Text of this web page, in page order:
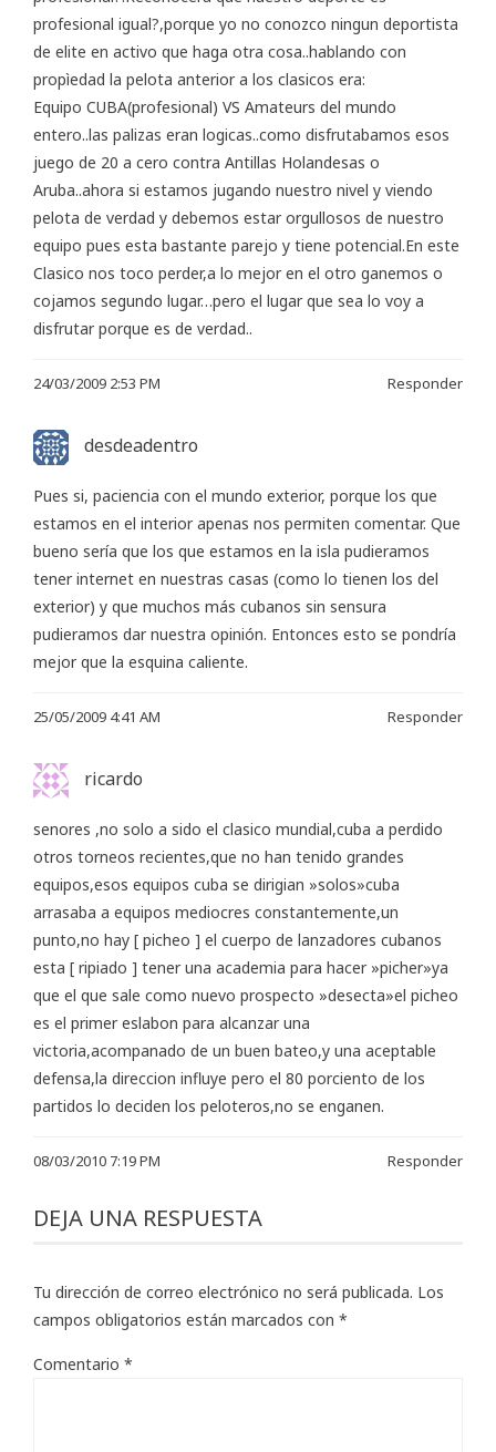
profesional igual?,porque yo no conozco ningun deportista
de elite en activo que haga otra cosa..hablando con
propìedad la pelota anterior a los clasicos era:
Equipo CUBA(profesional) VS Amateurs del mundo
entero..las palizas eran logicas..como disfrutabamos esos
juego de 20 a cero contra Antillas Holandesas o
Aruba..ahora si estamos jugando nuestro nivel y viendo
pelota de verdad y debemos estar orgullosos de nuestro
equipo pues esta bastante parejo y tiene potencial.En este
Clasico nos toco perder,a lo mejor en el otro ganemos o
cojamos segundo lugar…pero el lugar que sea lo voy a
disfrutar porque es de verdad..
24/03/2009 2:53 PM Responder
desdeadentro
Pues si, paciencia con el mundo exterior, porque los que
estamos en el interior apenas nos permiten comentar. Que
bueno sería que los que estamos en la isla pudieramos
tener internet en nuestras casas (como lo tienen los del
exterior) y que muchos más cubanos sin sensura
pudieramos dar nuestra opinión. Entonces esto se pondría
mejor que la esquina caliente.
25/05/2009 4:41 AM Responder
ricardo
senores ,no solo a sido el clasico mundial,cuba a perdido
otros torneos recientes,que no han tenido grandes
equipos,esos equipos cuba se dirigian »solos»cuba
arrasaba a equipos mediocres constantemente,un
punto,no hay [ picheo ] el cuerpo de lanzadores cubanos
esta [ ripiado ] tener una academia para hacer »picher»ya
que el que sale como nuevo prospecto »desecta»el picheo
es el primer eslabon para alcanzar una
victoria,acompanado de un buen bateo,y una aceptable
defensa,la direccion influye pero el 80 porciento de los
partidos lo deciden los peloteros,no se enganen.
08/03/2010 7:19 PM Responder
DEJA UNA RESPUESTA
Tu dirección de correo electrónico no será publicada. Los
campos obligatorios están marcados con *
Comentario *